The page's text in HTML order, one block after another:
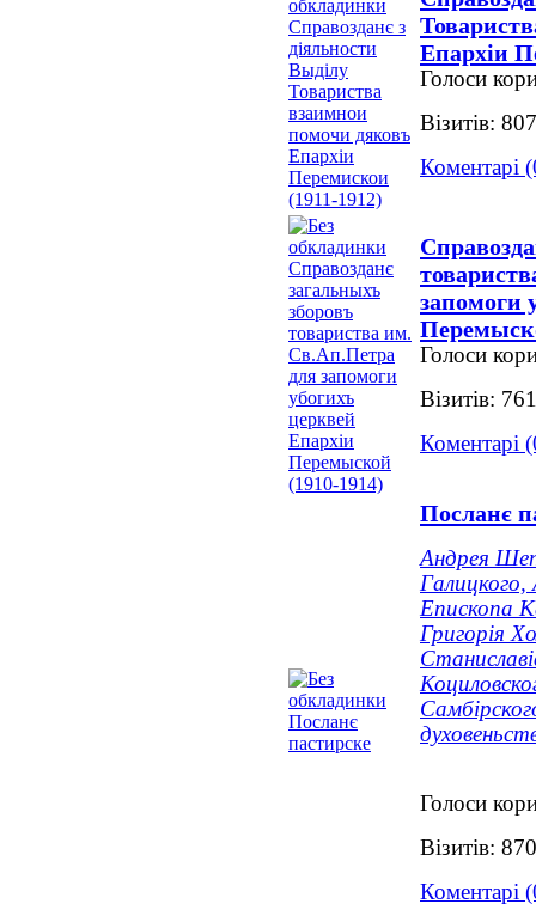
Епархіи
Голоси
Візитів:
Коментарі
запомоги
Голоси
Візитів:
Коментарі
Посланє
Андрея
Галицкого,
Епископа
Григорія
Голоси
Візитів:
Коментарі